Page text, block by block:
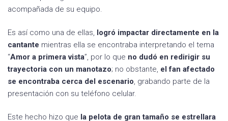
acompañada de su equipo.
Es así como una de ellas, logró impactar directamente en la
cantante mientras ella se encontraba interpretando el tema
“Amor a primera vista”, por lo que no dudó en redirigir su
trayectoria con un manotazo; no obstante, el fan afectado
se encontraba cerca del escenario, grabando parte de la
presentación con su teléfono celular.
Este hecho hizo que la pelota de gran tamaño se estrellara